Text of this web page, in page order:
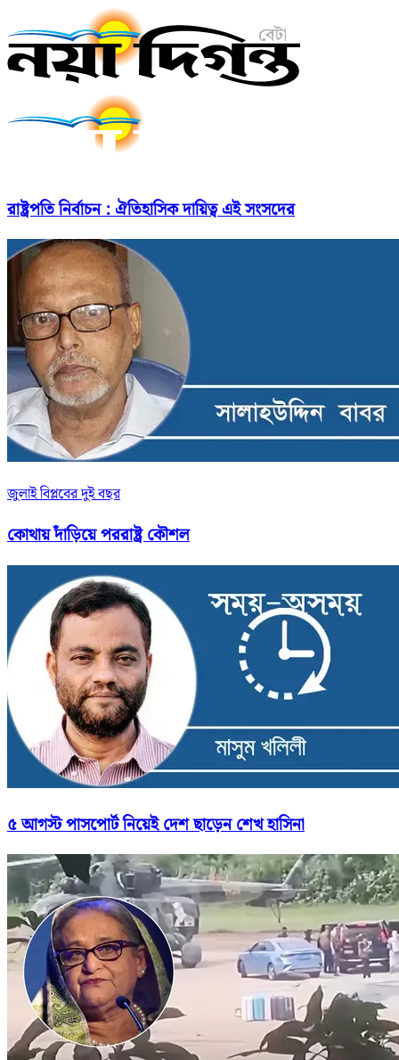
রাষ্ট্রপতি নির্বাচন : ঐতিহাসিক দায়িত্ব এই সংসদের
জুলাই বিপ্লবের দুই বছর
কোথায় দাঁড়িয়ে পররাষ্ট্র কৌশল
৫ আগস্ট পাসপোর্ট নিয়েই দেশ ছাড়েন শেখ হাসিনা